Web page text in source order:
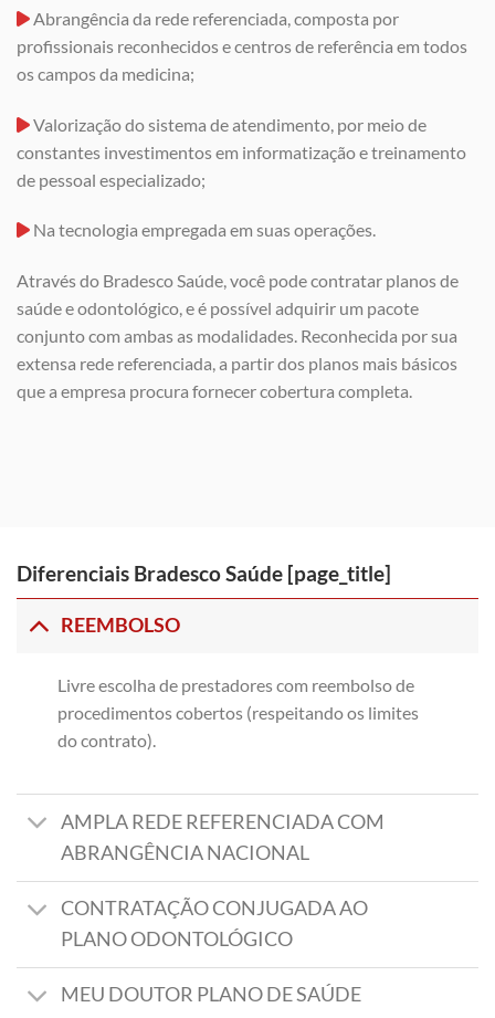
Abrangência da rede referenciada, composta por
profissionais reconhecidos e centros de referência em todos
os campos da medicina;
Valorização do sistema de atendimento, por meio de
constantes investimentos em informatização e treinamento
de pessoal especializado;
Na tecnologia empregada em suas operações.
Através do Bradesco Saúde, você pode contratar planos de
saúde e odontológico, e é possível adquirir um pacote
conjunto com ambas as modalidades. Reconhecida por sua
extensa rede referenciada, a partir dos planos mais básicos
que a empresa procura fornecer cobertura completa.
Diferenciais Bradesco Saúde [page_title]
REEMBOLSO
Livre escolha de prestadores com reembolso de
procedimentos cobertos (respeitando os limites
do contrato).
AMPLA REDE REFERENCIADA COM
ABRANGÊNCIA NACIONAL
CONTRATAÇÃO CONJUGADA AO
PLANO ODONTOLÓGICO
MEU DOUTOR PLANO DE SAÚDE